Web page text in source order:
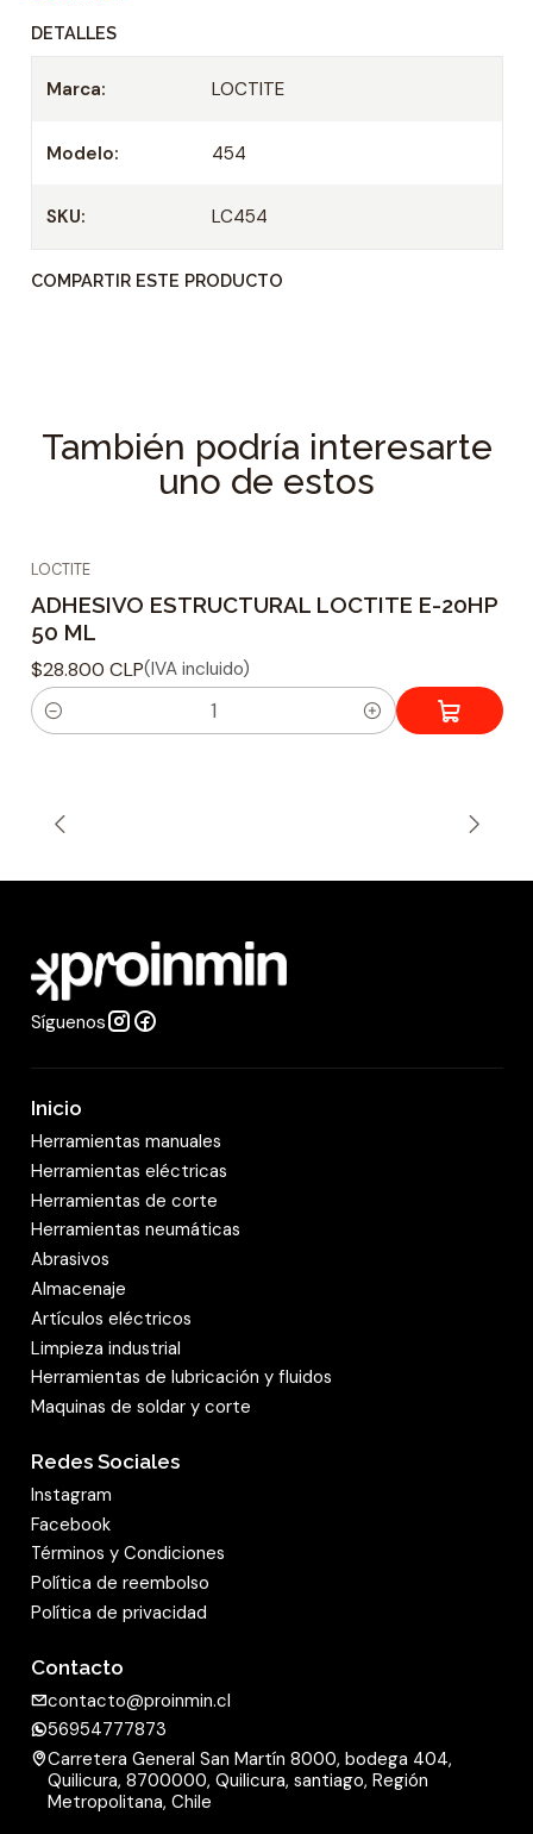
tracción y la cizalladura. El producto
proporciona adhesión rápida a una gran
cantidad de materiales, como metales,
permite aplicaciones elevadas y verticales.
materiales porosos como madera, papel, cuero
rápidas.
Perfecto para todo reparaciones
Ideal para aplicaciones verticales
No se absorbe, especialmente adecuado para
Adhiere combinaciones de substratos similares
o diferentes de madera, metales, cerámica, la
mayoría de los plásticos.
DETALLES
Marca: LOCTITE
Modelo: 454
SKU: LC454
COMPARTIR ESTE PRODUCTO
También podría interesarte
uno de estos
LOCTITE
ADHESIVO ESTRUCTURAL LOCTITE E-20HP
50 ML
$28.800 CLP(IVA incluido)
C
d
Síguenos
Inicio
Herramientas manuales
Herramientas eléctricas
Herramientas de corte
Herramientas neumáticas
Abrasivos
Almacenaje
Artículos eléctricos
Limpieza industrial
Herramientas de lubricación y fluidos
Maquinas de soldar y corte
Redes Sociales
Instagram
Facebook
Términos y Condiciones
Política de reembolso
Política de privacidad
Contacto
contacto@proinmin.cl
56954777873
Carretera General San Martín 8000, bodega 404,
Quilicura, 8700000, Quilicura, santiago, Región
Metropolitana, Chile